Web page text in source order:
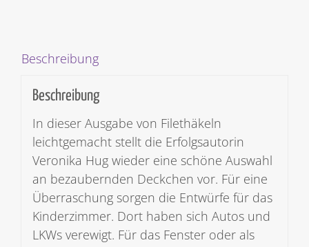
Stunden
Menge
Beschreibung
Beschreibung
In dieser Ausgabe von Filethäkeln
leichtgemacht stellt die Erfolgsautorin
Veronika Hug wieder eine schöne Auswahl
an bezaubernden Deckchen vor. Für eine
Überraschung sorgen die Entwürfe für das
Kinderzimmer. Dort haben sich Autos und
LKWs verewigt. Für das Fenster oder als